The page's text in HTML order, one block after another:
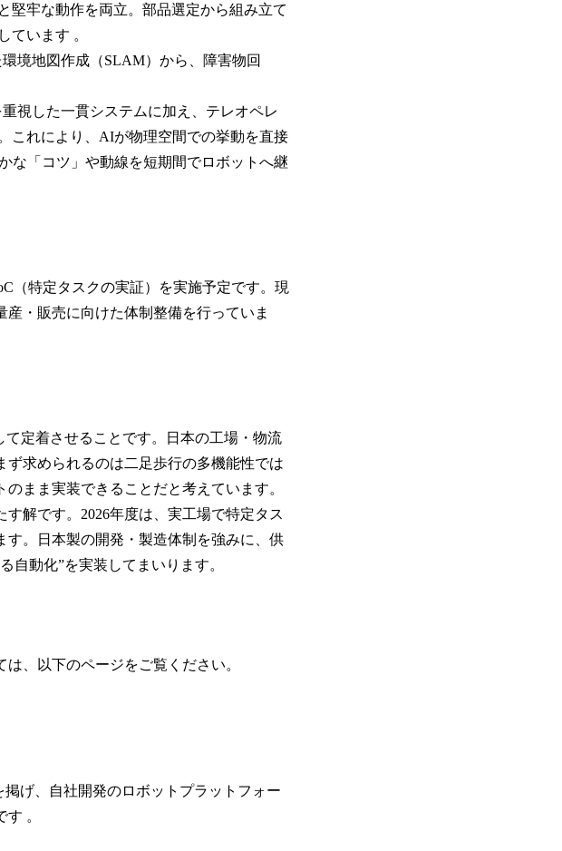
堅牢な動作を両立。部品選定から組み立て
ています 。
境地図作成（SLAM）から、障害物回
視した一貫システムに加え、テレオペレ
これにより、AIが物理空間での挙動を直接
な「コツ」や動線を短期間でロボットへ継
（特定タスクの実証）を実施予定です。現
・販売に向けた体制整備を行っていま
定着させることです。日本の工場・物流
求められるのは二足歩行の多機能性では
まま実装できることだと考えています。
解です。2026年度は、実工場で特定タス
。日本製の開発・製造体制を強みに、供
自動化”を実装してまいります。
、以下のページをご覧ください。
げ、自社開発のロボットプラットフォー
。